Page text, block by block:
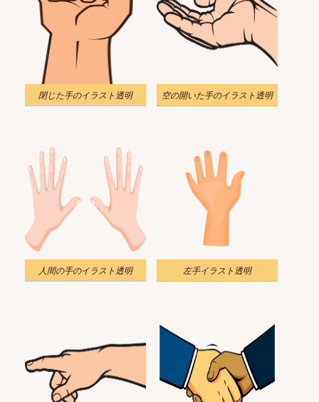
閉じた手のイラスト透明 空の開いた手のイラスト透明
人間の手のイラスト透明 左手イラスト透明